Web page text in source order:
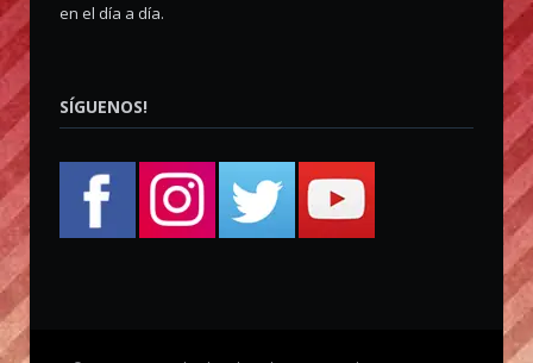
en el día a día.
SÍGUENOS!